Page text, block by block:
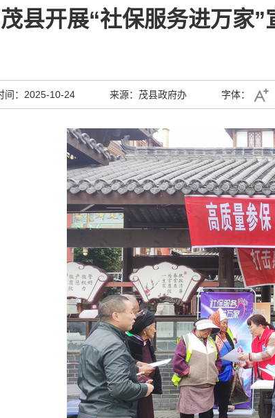
茂县开展“社保服务进万家
间：2025-10-24 来源：茂县政府办 字体：